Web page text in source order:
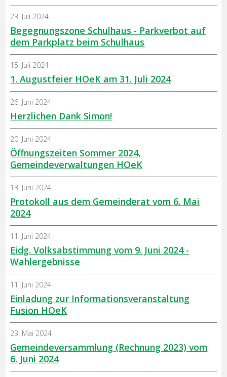
Begegnungszone Schulhaus - Parkverbot auf
dem Parkplatz beim Schulhaus
23. Juli 2024
1. Augustfeier HOeK am 31. Juli 2024
15. Juli 2024
Herzlichen Dank Simon!
26. Juni 2024
Öffnungszeiten Sommer 2024,
Gemeindeverwaltungen HOeK
20. Juni 2024
Protokoll aus dem Gemeinderat vom 6. Mai
2024
13. Juni 2024
Eidg. Volksabstimmung vom 9. Juni 2024 -
Wahlergebnisse
11. Juni 2024
Einladung zur Informationsveranstaltung
Fusion HOeK
11. Juni 2024
Gemeindeversammlung (Rechnung 2023) vom
6. Juni 2024
23. Mai 2024